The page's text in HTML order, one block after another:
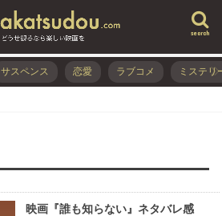
search
サスペンス 恋愛 ラブコメ ミステリ
映画『誰も知らない』ネタバレ感